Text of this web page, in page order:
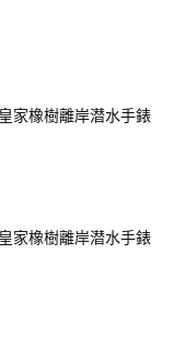
家橡樹離岸潜水手錶
家橡樹離岸潜水手錶